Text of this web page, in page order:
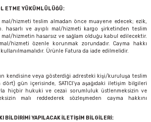
ETME YÜKÜMLÜLÜĞÜ:
mal/hizmeti teslim almadan önce muayene edecek; ezik,
hasarlı ve ayıplı mal/hizmeti kargo şirketinden teslim
mal/hizmetin hasarsız ve sağlam olduğu kabul edilecektir.
hizmeti özenle korunmak zorundadır. Cayma hakkı
Ürünle Fatura da iade edilmelidir.
kendisine veya gösterdiği adresteki kişi/kuruluşa teslim
gün içerisinde, SATICI’ya aşağıdaki iletişim bilgileri
hiçbir hukuki ve cezai sorumluluk üstlenmeksizin ve
malı reddederek sözleşmeden cayma hakkını
BİLDİRİMİ YAPILACAK İLETİŞİM BİLGİLERİ: